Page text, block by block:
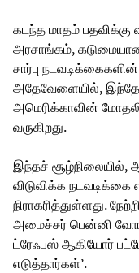
கடந்த மாதம் பதவிக்கு
அரசாங்கம்,
சார்பு
அதேவேளையில், இந்தோ-
அமெரிக்காவின்
வருகிறது.
இந்தச் சூழ்நிலையில்,
விடுவிக்க
நிராகரித்துள்ளது.
அமைச்சர் பென்னி
ட்ரேஃபஸ் ஆகியோர்
எடுத்தார்கள்’.